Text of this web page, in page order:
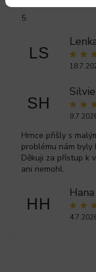
5
LS
SH
Hrnce přišly s
problému nám
Děkuji za přístup k
ani nemohl.
HH